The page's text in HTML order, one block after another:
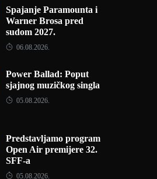
Spajanje Paramounta i
Warner Brosa pred
sudom 2027.
06.08.2026.
Power Ballad: Poput
sjajnog muzičkog singla
05.08.2026.
Predstavljamo program
Open Air premijere 32.
SFF-a
05.08.2026.